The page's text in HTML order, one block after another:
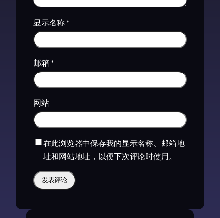
显示名称 *
邮箱 *
网站
在此浏览器中保存我的显示名称、邮箱地
址和网站地址，以便下次评论时使用。